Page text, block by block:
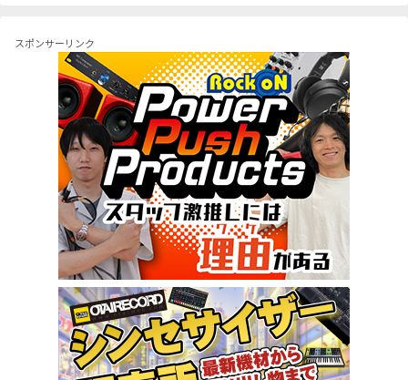
スポンサーリンク